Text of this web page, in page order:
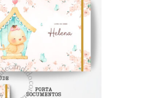
Adicionar
a lista de
desejos